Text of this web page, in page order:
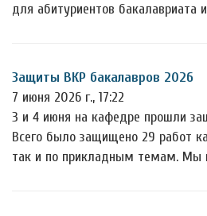
для абитуриентов бакалавриата
Защиты ВКР бакалавров 2026
7 июня 2026 г., 17:22
3 и 4 июня на кафедре прошли
Всего было защищено 29 работ
так и по прикладным темам. Мы